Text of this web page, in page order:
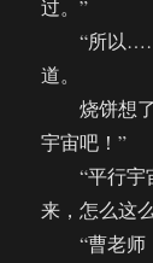
过。”
“所以……
道。
烧饼想了
宇宙吧！”
“平行宇宙
来，怎么这
“曹老师，